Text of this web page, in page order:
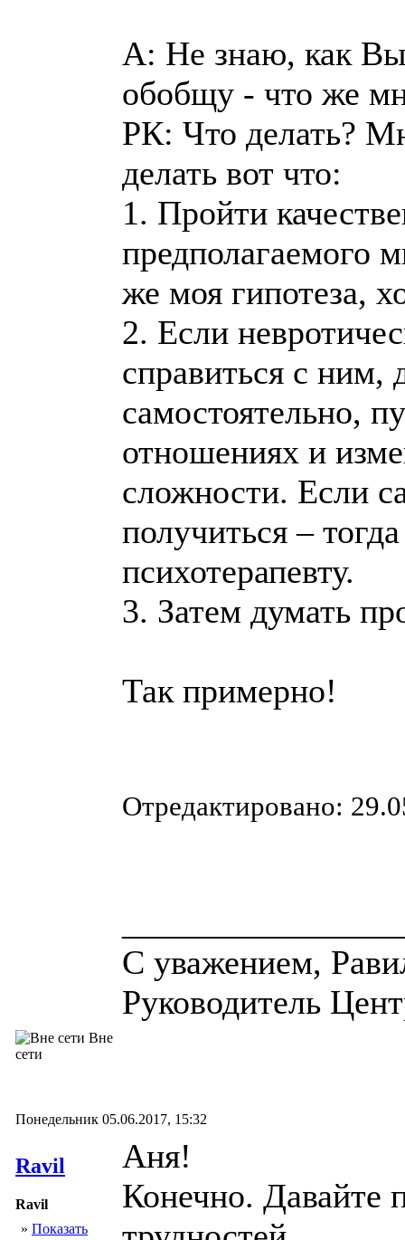
А: Не знаю, как Вы
обобщу - что же
РК: Что делать?
делать вот что:
1. Пройти
предполагаемого
же моя гипотеза,
2. Если
справиться с ним,
самостоятельно,
отношениях и
сложности. Если
получиться –
психотерапевту.
3. Затем думать
Так примерно!
Отредактировано:
С уважением,
Руководитель
Вне
сети
Понедельник 05.06.2017, 15:32
Ravil
Ravil
» Показать
Аня!
Конечно. Давайте